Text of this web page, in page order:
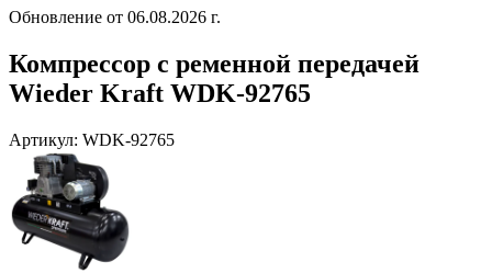
Обновление от 06.08.2026 г.
Компрессор с ременной передачей
Wieder Kraft WDK-92765
Артикул: WDK-92765